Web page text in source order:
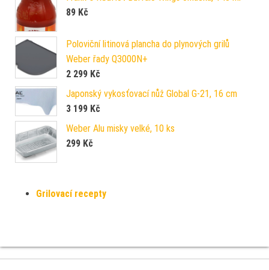
89 Kč
Poloviční litinová plancha do plynových grilů
Weber řady Q3000N+
2 299 Kč
Japonský vykosťovací nůž Global G-21, 16 cm
3 199 Kč
Weber Alu misky velké, 10 ks
299 Kč
Grilovací recepty